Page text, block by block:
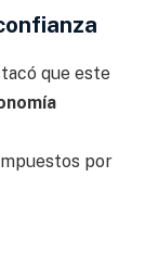
que este
por